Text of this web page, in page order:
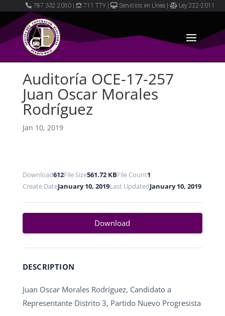
787.332.2050 711 TTY Servicios en Línea Ley 222-2011
Auditoría OCE-17-257
Juan Oscar Morales
Rodríguez
Jan 10, 2019
Download612File Size561.72 KBFile Count1
Create DateJanuary 10, 2019Last UpdatedJanuary 10, 2019
Download
DESCRIPTION
Juan Oscar Morales Rodríguez, Candidato a
Representante Distrito 3, Partido Nuevo Progresista